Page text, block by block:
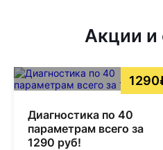
Акции и
Диагностика по 40
параметрам всего за
1290 руб!